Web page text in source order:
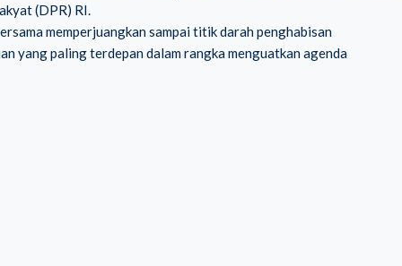
(DPR) RI.
memperjuangkan sampai titik darah penghabisan
yang paling terdepan dalam rangka menguatkan agenda